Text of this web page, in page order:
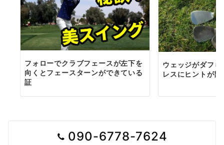
フォローでクラブフェースが左下を
向くとフェースターンができている
証
ウェッジがダフ
レスにヒントが隠
090-6778-7624